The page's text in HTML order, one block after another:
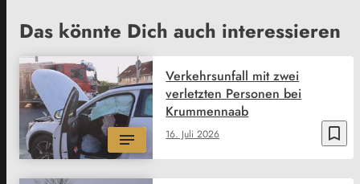
Das könnte Dich auch interessieren
bookmark_border
16. Juli 2026
Verkehrsunfall mit zwei
verletzten Personen bei
Krummennaab